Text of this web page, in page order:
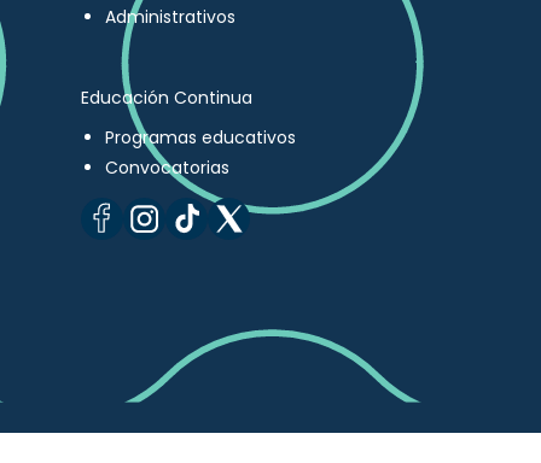
Administrativos
Educación Continua
Programas educativos
Convocatorias